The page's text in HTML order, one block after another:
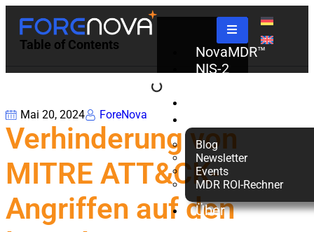
NovaMDR™
NIS-2
Blog
Newsletter
Events
MDR ROI-Rechner
Über
Table of Contents
Mai 20, 2024 ForeNova
Verhinderung von
MITRE ATT&CK-
Angriffen auf den